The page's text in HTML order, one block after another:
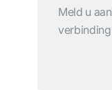
Meld u